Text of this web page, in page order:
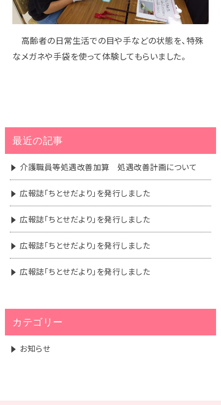
高齢者の日常生活での目や手などの状態を、特殊
なメガネや手袋を使って体験してもらいました。
最近の記事
介護職員等処遇改善加算 処遇改善計画について
広報誌「ちとせだより」を発行しました
広報誌「ちとせだより」を発行しました
広報誌「ちとせだより」を発行しました
広報誌「ちとせだより」を発行しました
カテゴリー
お知らせ